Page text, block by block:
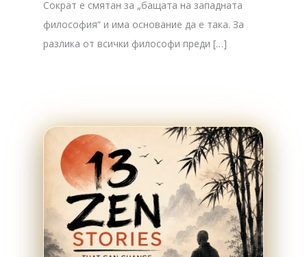
Сократ е смятан за „бащата на западната
философия“ и има основание да е така. За
разлика от всички философи преди […]